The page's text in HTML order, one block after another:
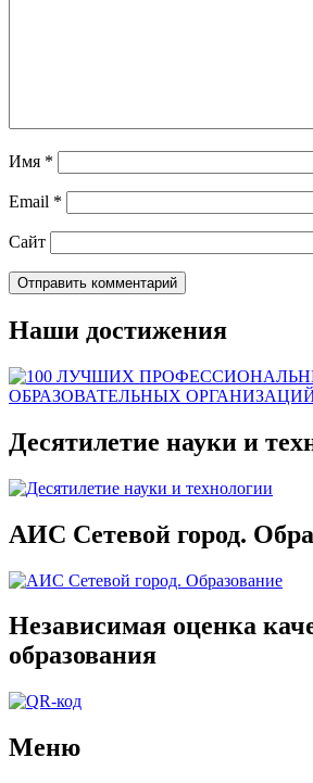
Имя *
Email *
Сайт
Наши достижения
Десятилетие науки и
АИС Сетевой город.
Независимая оценка
образования
Меню